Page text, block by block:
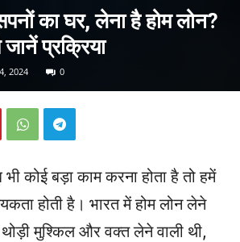
का घर, लेना है होम लोन?
प्रक्रिया
2024 0
कोई बड़ा काम करना होता है तो हमें
होती है। भारत में होम लोन लेने
मुश्किल और वक्त लेने वाली थी,